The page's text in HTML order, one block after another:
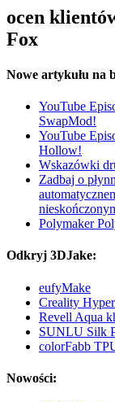
ocen
Fox
Nowe artykułu na
YouTube
SwapMod!
YouTube
Hollow!
Wskazówki
Zadbaj o
Polymaker
Odkryj 3DJake:
eufyMake
Creality
Revell Aqua
SUNLU Silk
colorFabb
Nowości: